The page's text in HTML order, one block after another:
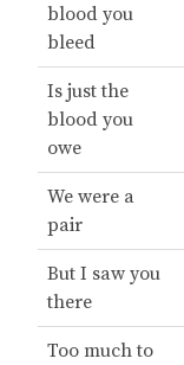
blood you
bleed
Is just the
blood you
owe
We were a
pair
But I saw you
there
Too much to